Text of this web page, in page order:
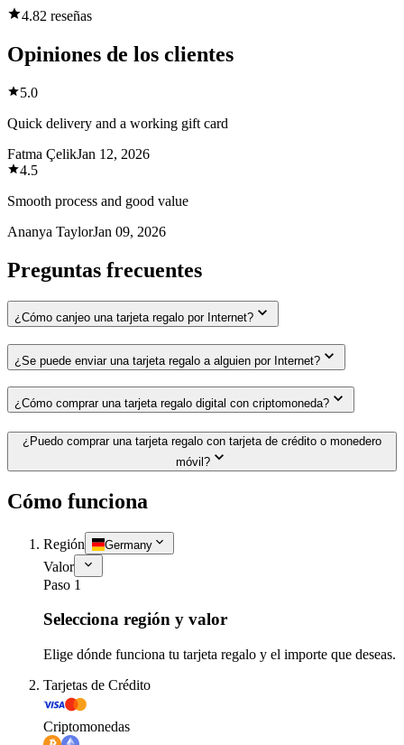
4.82 reseñas
Opiniones de los clientes
5.0
Quick delivery and a working gift card
Fatma ÇelikJan 12, 2026
4.5
Smooth process and good value
Ananya TaylorJan 09, 2026
Preguntas frecuentes
¿Cómo canjeo una tarjeta regalo por Internet?
¿Se puede enviar una tarjeta regalo a alguien por Internet?
¿Cómo comprar una tarjeta regalo digital con criptomoneda?
¿Puedo comprar una tarjeta regalo con tarjeta de crédito o monedero
móvil?
Cómo funciona
Región Germany
Valor
Paso 1
Selecciona región y valor
Elige dónde funciona tu tarjeta regalo y el importe que deseas.
Tarjetas de Crédito
Criptomonedas